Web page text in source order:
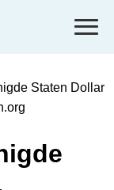
Staten Dollar